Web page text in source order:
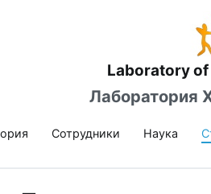
Laboratory
Лаборатория
Сотрудники Наука